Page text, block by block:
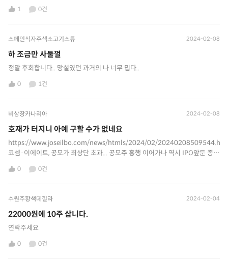
1 0건
스페인식자주색소고기스튜 2024-02-08
하 조금만 사둘껄
정말 후회합니다.. 망설였던 과거의 나 너무 밉다..
0 1건
비상장카나리아 2024-02-08
호재가 터지니 아예 구할 수가 없네요
https://www.joseilbo.com/news/htmls/2024/02/
코셈·이에이트, 공모가 최상단 초과... 공모주 흥행 이어가나 역시 IPO앞둔 종목
0 0건
수원주황색데낄라 2024-02-04
22000원에 10주 삽니다.
연락주세요
0 0건